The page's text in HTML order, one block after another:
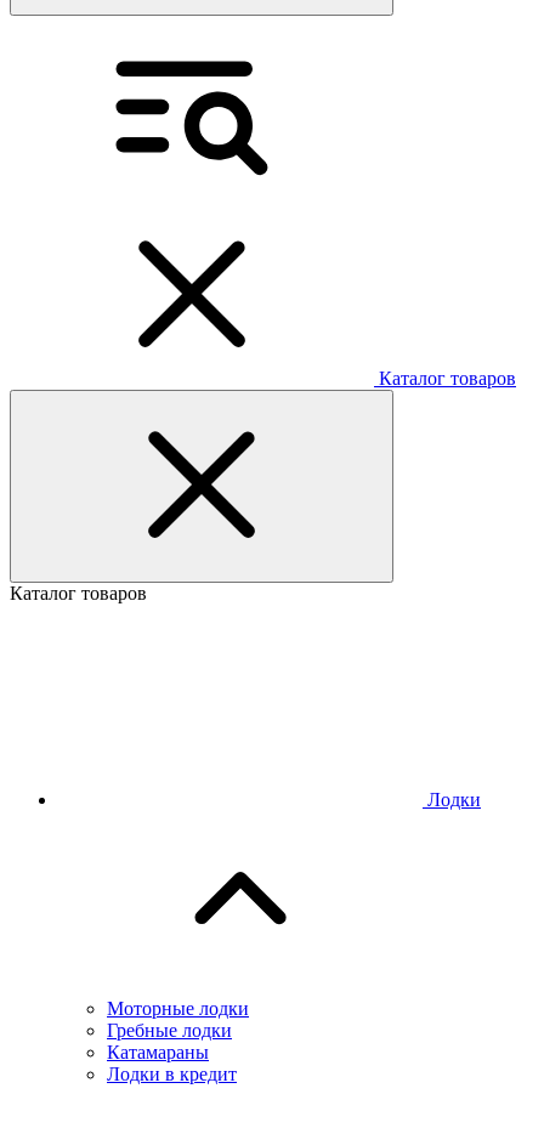
Каталог товаров
Каталог товаров
Лодки
Моторные лодки
Гребные лодки
Катамараны
Лодки в кредит